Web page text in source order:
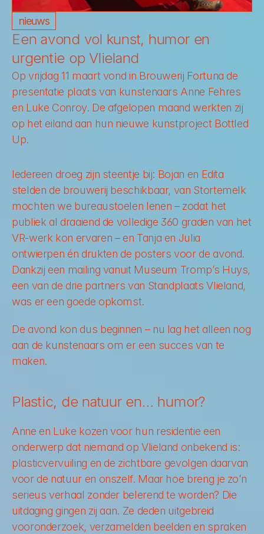
nieuws
Een avond vol kunst, humor en
urgentie op Vlieland
Op vrijdag 11 maart vond in Brouwerij Fortuna de
presentatie plaats van kunstenaars Anne Fehres
en Luke Conroy. De afgelopen maand werkten zij
op het eiland aan hun nieuwe kunstproject Bottled
Up.
Iedereen droeg zijn steentje bij: Bojan en Edita
stelden de brouwerij beschikbaar, van Stortemelk
mochten we bureaustoelen lenen – zodat het
publiek al draaiend de volledige 360 graden van het
VR-werk kon ervaren – en Tanja en Julia
ontwierpen én drukten de posters voor de avond.
Dankzij een mailing vanuit Museum Tromp’s Huys,
een van de drie partners van Standplaats Vlieland,
was er een goede opkomst.
De avond kon dus beginnen – nu lag het alleen nog
aan de kunstenaars om er een succes van te
maken.
Plastic, de natuur en… humor?
Anne en Luke kozen voor hun residentie een
onderwerp dat niemand op Vlieland onbekend is:
plasticvervuiling en de zichtbare gevolgen daarvan
voor de natuur en onszelf. Maar hoe breng je zo’n
serieus verhaal zonder belerend te worden? Die
uitdaging gingen zij aan. Ze deden uitgebreid
vooronderzoek, verzamelden beelden en spraken